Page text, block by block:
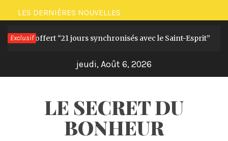
Passer
au
contenu
LES DERNIÈRES NOUVELLES
Exclusif
offert “21 jours synchronisés avec le Saint-Esprit” Il y a 1
jeudi, Août 6, 2026
LE SECRET DU
BONHEUR